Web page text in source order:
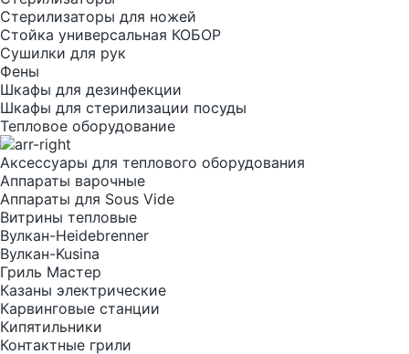
Стерилизаторы для ножей
Стойка универсальная КОБОР
Сушилки для рук
Фены
Шкафы для дезинфекции
Шкафы для стерилизации посуды
Тепловое оборудование
Аксессуары для теплового оборудования
Аппараты варочные
Аппараты для Sous Vide
Витрины тепловые
Вулкан-Heidebrenner
Вулкан-Kusina
Гриль Мастер
Казаны электрические
Карвинговые станции
Кипятильники
Контактные грили